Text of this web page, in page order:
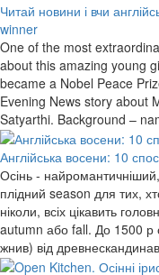
Читай новини і вчи
winner
One of the most
about this amazing young
became a Nobel Peace
Evening News story about
Satyarthi. Background –
Англійська восени: 10
Осінь -
плідний season для тих,
ніколи, всіх цікавить
autumn або fall. До 1500 р
жнив) від